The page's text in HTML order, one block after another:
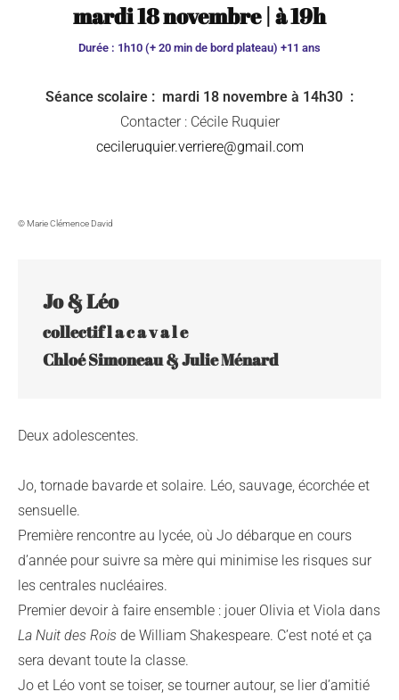
mardi 18 novembre|à19h
Durée : 1h10 (+ 20 min de bord plateau) +11 ans
Séance scolaire : mardi 18 novembre à 14h30 :
Contacter : Cécile Ruquier
cecileruquier.verriere@gmail.com
© Marie Clémence David
Jo & Léo
collectif l a c a v a l e
Deux adolescentes.
Jo, tornade bavarde et solaire. Léo, sauvage, écorchée et
sensuelle.
Première rencontre au lycée, où Jo débarque en cours
d’année pour suivre sa mère qui minimise les risques sur
les centrales nucléaires.
Premier devoir à faire ensemble : jouer Olivia et Viola dans
La Nuit des Rois de William Shakespeare. C’est noté et ça
sera devant toute la classe.
Jo et Léo vont se toiser, se tourner autour, se lier d’amitié